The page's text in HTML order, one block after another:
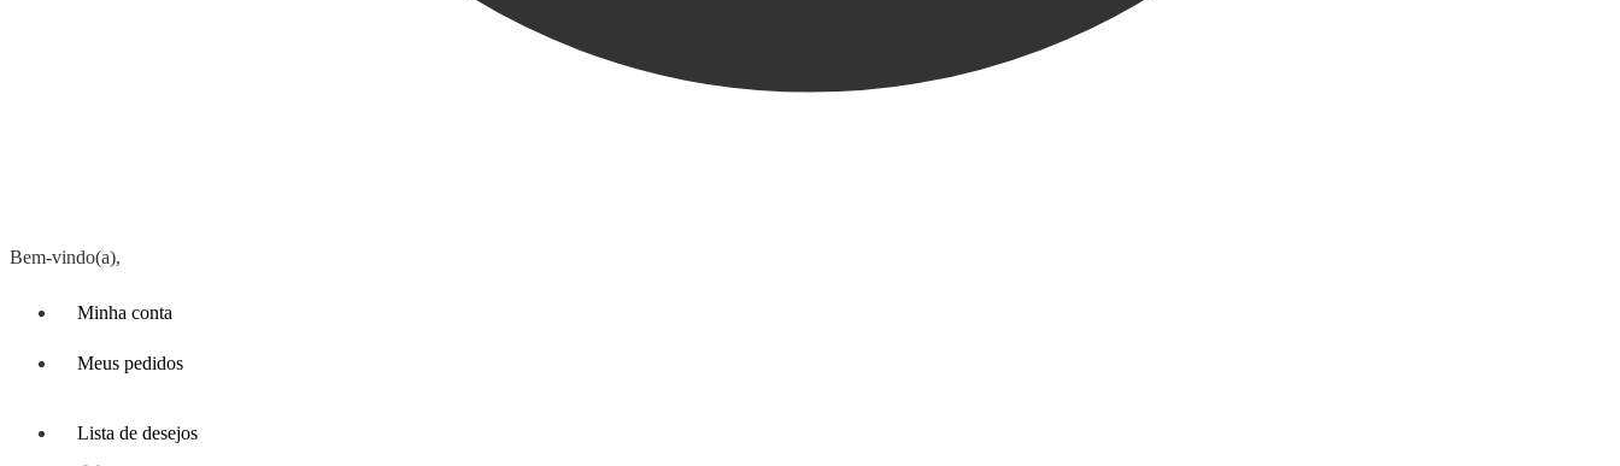
Bem-vindo(a),
Minha conta
Meus pedidos
Lista de desejos